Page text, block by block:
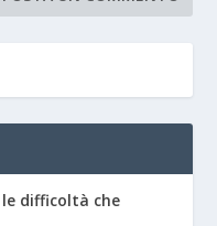
le difficoltà che